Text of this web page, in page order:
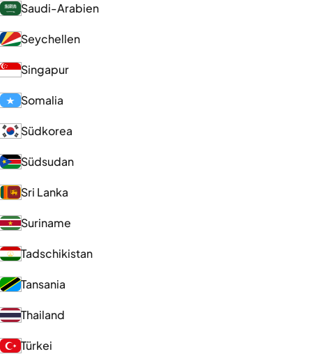
Saudi-Arabien
Seychellen
Singapur
Somalia
Südkorea
Südsudan
Sri Lanka
Suriname
Tadschikistan
Tansania
Thailand
Türkei